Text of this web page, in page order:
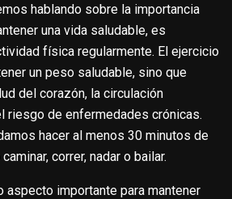
hablando sobre la importancia
una vida saludable, es
física regularmente. El ejercicio
un peso saludable, sino que
del corazón, la circulación
riesgo de enfermedades crónicas.
hacer al menos 30 minutos de
correr, nadar o bailar.
aspecto importante para mantener